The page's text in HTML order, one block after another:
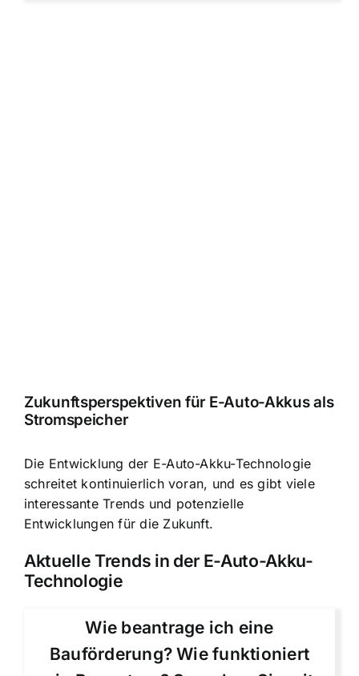
Zukunftsperspektiven für E-Auto-Akkus als
Stromspeicher
Die Entwicklung der E-Auto-Akku-Technologie
schreitet kontinuierlich voran, und es gibt viele
interessante Trends und potenzielle
Entwicklungen für die Zukunft.
Aktuelle Trends in der E-Auto-Akku-
Technologie
Wie beantrage ich eine
Bauförderung? Wie funktioniert